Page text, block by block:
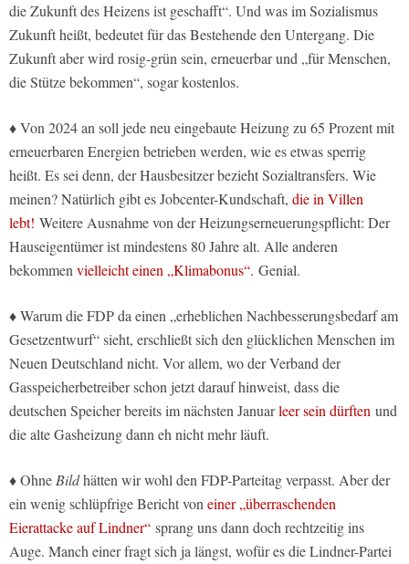
die Zukunft des Heizens ist geschafft“. Und was im Sozialismus
Zukunft heißt, bedeutet für das Bestehende den Untergang. Die
Zukunft aber wird rosig-grün sein, erneuerbar und „für Menschen,
die Stütze bekommen“, sogar kostenlos.
♦ Von 2024 an soll jede neu eingebaute Heizung zu 65 Prozent mit
erneuerbaren Energien betrieben werden, wie es etwas sperrig
heißt. Es sei denn, der Hausbesitzer bezieht Sozialtransfers. Wie
meinen? Natürlich gibt es Jobcenter-Kundschaft, die in Villen
lebt! Weitere Ausnahme von der Heizungserneuerungspflicht: Der
Hauseigentümer ist mindestens 80 Jahre alt. Alle anderen
bekommenvielleicht einen „Klimabonus“. Genial.
♦ Warum die FDP da einen „erheblichen Nachbesserungsbedarf am
Gesetzentwurf“ sieht, erschließt sich den glücklichen Menschen im
Neuen Deutschland nicht. Vor allem, wo der Verband der
Gasspeicherbetreiber schon jetzt darauf hinweist, dass die
deutschen Speicher bereits im nächsten Januarleer sein dürften und
die alte Gasheizung dann eh nicht mehr läuft.
♦ OhneBildhätten wir wohl den FDP-Parteitag verpasst. Aber der
ein wenig schlüpfrige Bericht voneiner „überraschenden
Eierattacke auf Lindner“ sprang uns dann doch rechtzeitig ins
Auge. Manch einer fragt sich ja längst, wofür es die Lindner-Partei